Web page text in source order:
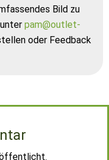
Bild zu
pam@outlet-
oder Feedback